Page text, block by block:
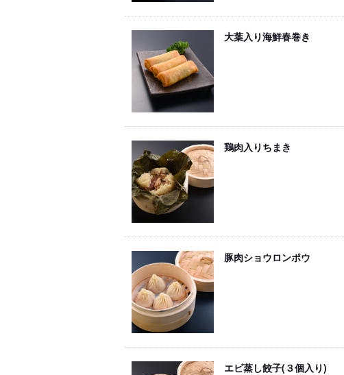
大葉入り海鮮春巻き
鶏肉入りちまき
豚肉ショウロンポウ
エビ蒸し餃子(３個入り)